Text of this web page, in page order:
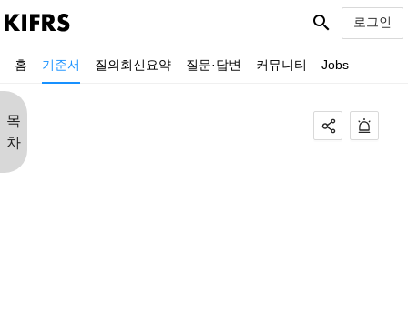
홈 기준서 질의회신요약 질문·답변 커뮤니티 Jobs
search 로그인
목
차